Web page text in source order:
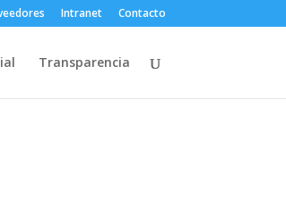
Intranet Contacto
Transparencia